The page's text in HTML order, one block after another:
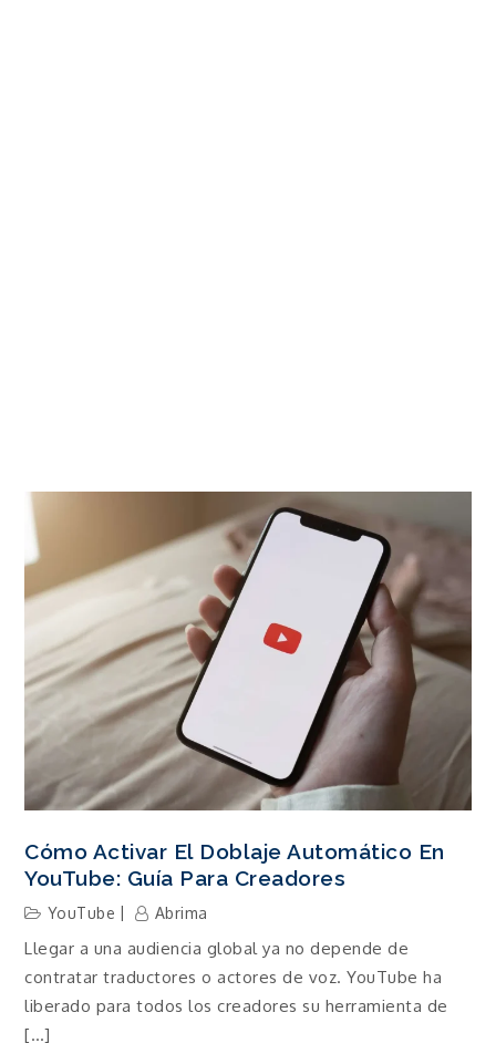
Cómo Activar El Doblaje Automático En
YouTube: Guía Para Creadores
YouTube Abrima
Llegar a una audiencia global ya no depende de
contratar traductores o actores de voz. YouTube ha
liberado para todos los creadores su herramienta de
[…]